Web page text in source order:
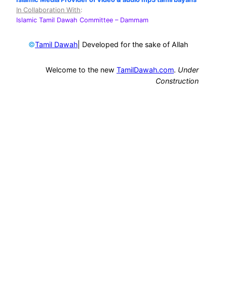
In Collaboration With:
Islamic Tamil Dawah Committee – Dammam
©Tamil Dawah | Developed for the sake of Allah
Welcome to the new TamilDawah.com. Under
Construction